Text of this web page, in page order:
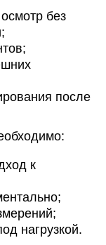
без
после
к
нагрузкой.